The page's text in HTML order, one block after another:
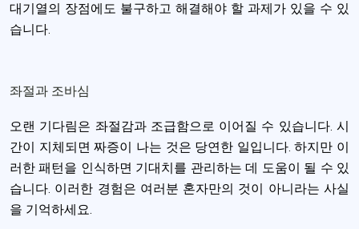
대기열의 장점에도 불구하고 해결해야 할 과제가 있을 수 있
습니다.
좌절과 조바심
오랜 기다림은 좌절감과 조급함으로 이어질 수 있습니다. 시
간이 지체되면 짜증이 나는 것은 당연한 일입니다. 하지만 이
러한 패턴을 인식하면 기대치를 관리하는 데 도움이 될 수 있
습니다. 이러한 경험은 여러분 혼자만의 것이 아니라는 사실
을 기억하세요.